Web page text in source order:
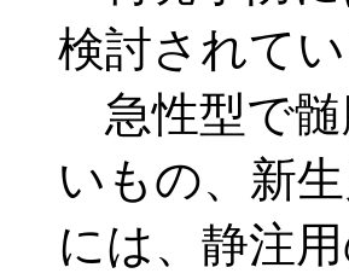
検討されてい
急性型で髄
いもの、新
には、静注